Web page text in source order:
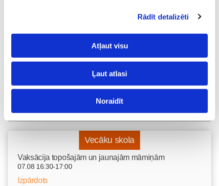
Rādīt detalizēti
Atļaut visu
Ļaut atlasi
Noraidīt
Vecāku skola
Vaksācija topošajām un jaunajām māmiņām
07.08 16:30-17:00
Izpārdots